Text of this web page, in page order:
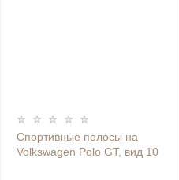
Спортивные полосы на
Volkswagen Polo GT, вид 10